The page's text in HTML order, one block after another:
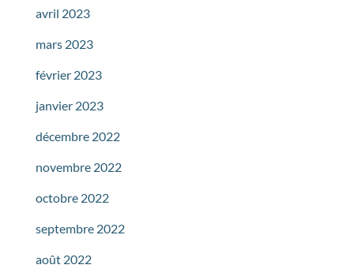
avril 2023
mars 2023
février 2023
janvier 2023
décembre 2022
novembre 2022
octobre 2022
septembre 2022
août 2022